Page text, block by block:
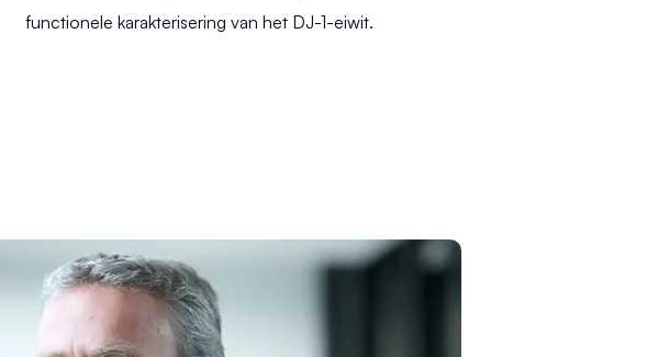
functionele karakterisering van het DJ-1-eiwit.